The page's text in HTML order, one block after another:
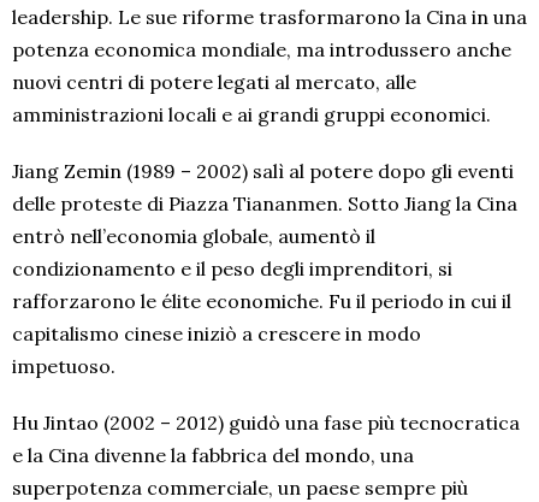
leadership. Le sue riforme trasformarono la Cina in una
potenza economica mondiale, ma introdussero anche
nuovi centri di potere legati al mercato, alle
amministrazioni locali e ai grandi gruppi economici.
Jiang Zemin (1989 – 2002) salì al potere dopo gli eventi
delle proteste di Piazza Tiananmen. Sotto Jiang la Cina
entrò nell’economia globale, aumentò il
condizionamento e il peso degli imprenditori, si
rafforzarono le élite economiche. Fu il periodo in cui il
capitalismo cinese iniziò a crescere in modo
impetuoso.
Hu Jintao (2002 – 2012) guidò una fase più tecnocratica
e la Cina divenne la fabbrica del mondo, una
superpotenza commerciale, un paese sempre più